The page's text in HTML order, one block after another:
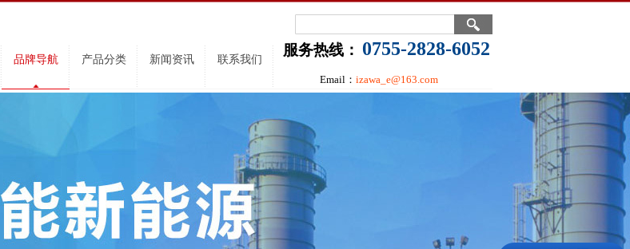
服务热线： 0755-2828-6052
Email： izawa_e@163.com
品牌导航 产品分类 新闻资讯 联系我们